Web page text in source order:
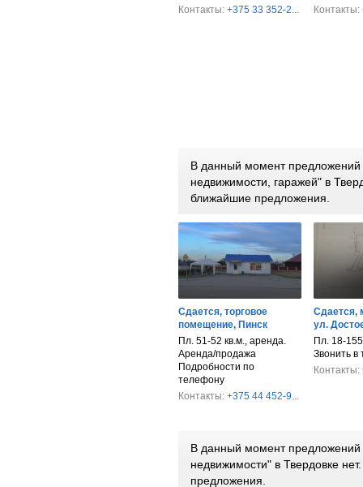
Контакты: +375 33 352-2...
Контакты:
В данный момент предложений
недвижимости, гаражей" в
ближайшие предложения.
Сдается, торговое
помещение, Пинск
Пл. 51-52 кв.м., аренда.
Аренда/продажа
Подробности по
телефону
Контакты: +375 44 452-9...
Сдается,
ул.
Пл. 18-
Звонить в
Контакты:
В данный момент
недвижимости" в Твердовке
предложения.